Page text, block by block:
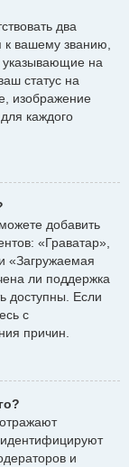
два
к вашему званию,
указывающие на
статус на
изображение
каждого
добавить
«Граватар»,
«Загружаемая
ли поддержка
доступны. Если
с
причин.
и